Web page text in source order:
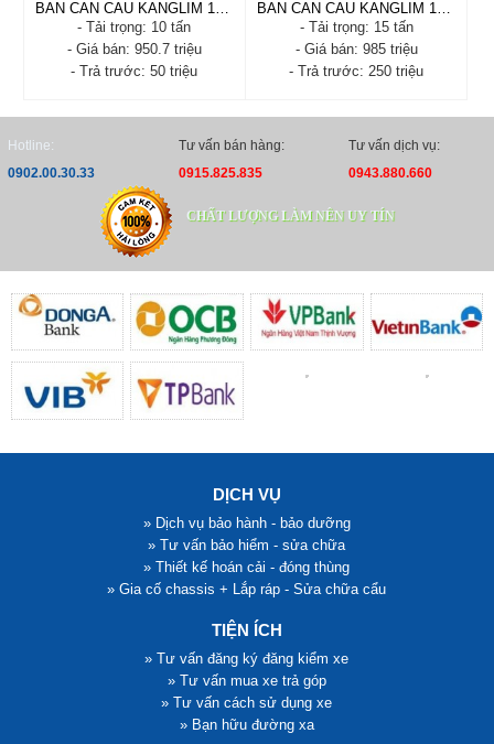
- Tải trọng: 10 tấn
- Giá bán: 950.7 triệu
- Trả trước: 50 triệu
10 TẤN
- Xuất xứ: Nhập Khẩu
- Năm sản xuất: 2018
- Tải trọng: 10 tấn
- Trả trước: 50 triệu
Đặt hàng
- Tải trọng: 15 tấn
- Giá bán: 985 triệu
- Trả trước: 250 triệu
15 TẤN KS5206
- Xuất xứ: hàn Quốc
- Năm sản xuất: 2018
- Trả trước: 250 triệu
Hotline:
0902.00.30.33
Tư vấn bán hàng:
0915.825.835
Tư vấn dịch vụ:
0943.880.660
CHẤT LƯỢNG LÀM NÊN UY TÍN
DỊCH VỤ
» Dịch vụ bảo hành - bảo dưỡng
» Tư vấn bảo hiểm - sửa chữa
» Thiết kế hoán cải - đóng thùng
» Gia cố chassis + Lắp ráp - Sửa chữa cẩu
TIỆN ÍCH
» Tư vấn đăng ký đăng kiểm xe
» Tư vấn mua xe trả góp
» Tư vấn cách sử dụng xe
» Bạn hữu đường xa